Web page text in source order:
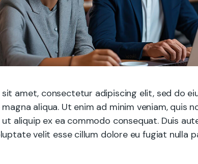
amet, consectetur adipiscing elit, sed do
aliqua. Ut enim ad minim veniam, quis
aliquip ex ea commodo consequat. Duis
velit esse cillum dolore eu fugiat nulla